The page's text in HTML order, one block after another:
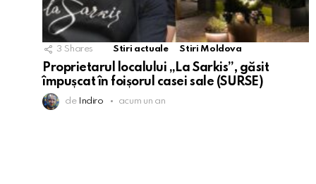
3 Shares Stiri actuale Stiri Moldova
Proprietarul localului „La Sarkis”, găsit
împușcat în foișorul casei sale (SURSE)
de Indiro acum un an